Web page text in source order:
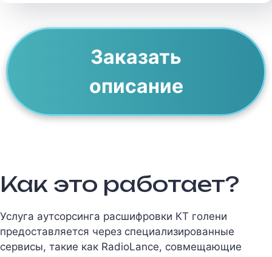
Заказать
описание
Как это работает?
Услуга аутсорсинга расшифровки КТ голени
предоставляется через специализированные
сервисы, такие как RadioLance, совмещающие